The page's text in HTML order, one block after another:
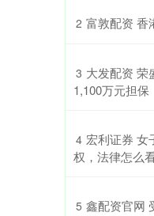
2 富敦配资 香
3 大发配资 荣
1,100万元担保
4 宏利证券 女
权，法律怎么
5 鑫配资官网